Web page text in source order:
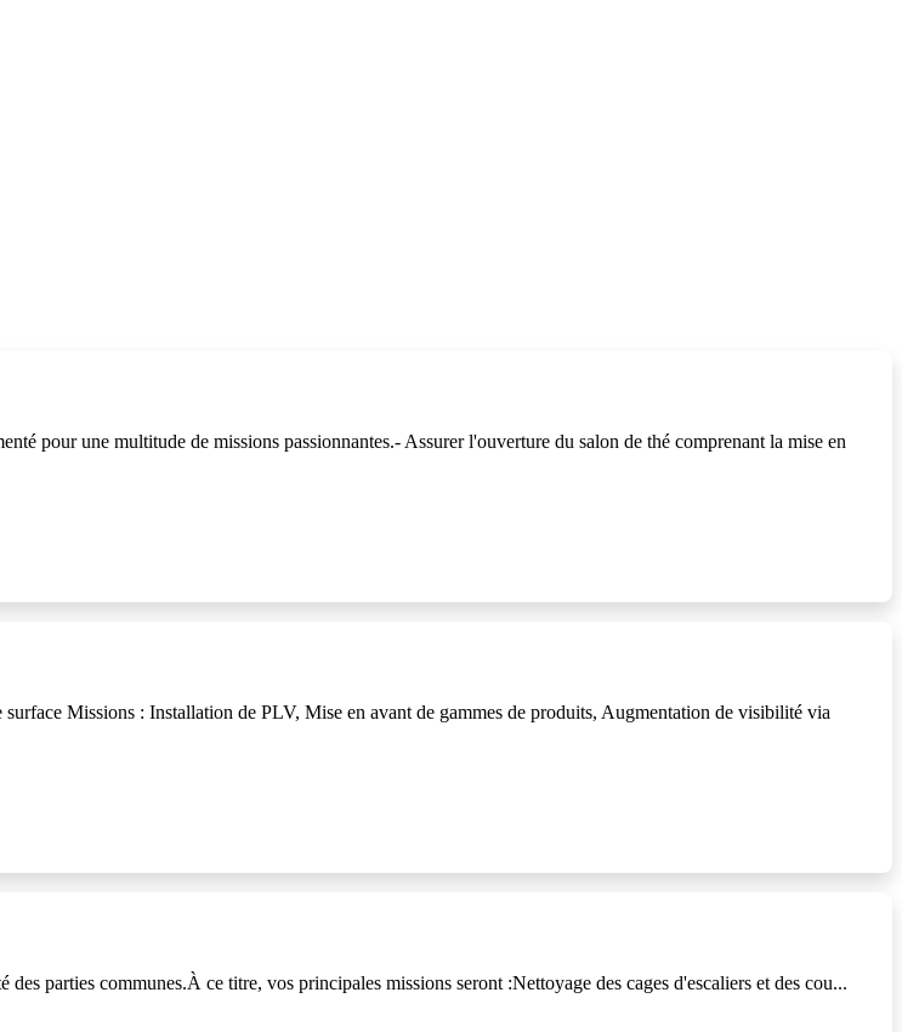
pour une multitude de missions passionnantes.- Assurer l'ouverture du salon de thé comprenant la mise en
Missions : Installation de PLV, Mise en avant de gammes de produits, Augmentation de visibilité via
parties communes.À ce titre, vos principales missions seront :Nettoyage des cages d'escaliers et des cou...